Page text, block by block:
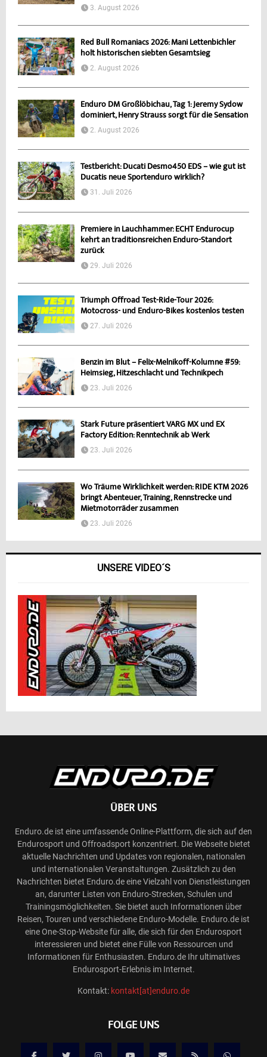
3. August 2026
Red Bull Romaniacs 2026: Mani Lettenbichler
holt historischen siebten Gesamtsieg
2. August 2026
Enduro DM Großlöbichau, Tag 1: Jeremy Sydow
dominiert, Henry Strauss sorgt für die Sensation
2. August 2026
Testbericht: Ducati Desmo450 EDS – wie gut ist
Ducatis neue Sportenduro wirklich?
31. Juli 2026
Premiere in Lauchhammer: ECHT Endurocup
kehrt an traditionsreichen Enduro-Standort
zurück
29. Juli 2026
Triumph Offroad Test-Ride-Tour 2026:
Motocross- und Enduro-Bikes kostenlos testen
27. Juli 2026
Benzin im Blut – Felix-Melnikoff-Kolumne #59:
Heimsieg, Hitzeschlacht und Technikpech
23. Juli 2026
Stark Future präsentiert VARG MX und EX
Factory Edition: Renntechnik ab Werk
23. Juli 2026
Wo Träume Wirklichkeit werden: RIDE KTM 2026
bringt Abenteuer, Training, Rennstrecke und
Mietmotorräder zusammen
23. Juli 2026
UNSERE VIDEO´S
ÜBER UNS
Enduro.de ist eine umfassende Online-Plattform, die sich auf den
Endurosport und Offroadsport konzentriert. Die Webseite bietet
aktuelle Nachrichten und Updates von regionalen, nationalen
und internationalen Veranstaltungen. Zusätzlich zu den
Nachrichten bietet Enduro.de eine Vielzahl von Dienstleistungen
an, darunter Listen von Enduro-Strecken, Schulen und
Trainingsmöglichkeiten. Sie bietet auch Informationen über
Reisen, Touren und verschiedene Enduro-Modelle. Enduro.de ist
eine One-Stop-Website für alle, die sich für den Endurosport
interessieren und bietet eine Fülle von Ressourcen und
Informationen für Enthusiasten. Enduro.de Ihr ultimatives
Endurosport-Erlebnis im Internet.
Kontakt: kontakt[at]enduro.de
FOLGE UNS